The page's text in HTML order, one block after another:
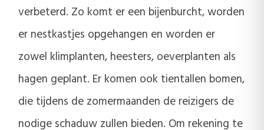
verbeterd. Zo komt er een bijenburcht, worden
er nestkastjes opgehangen en worden er
zowel klimplanten, heesters, oeverplanten als
hagen geplant. Er komen ook tientallen bomen,
die tijdens de zomermaanden de reizigers de
nodige schaduw zullen bieden. Om rekening te